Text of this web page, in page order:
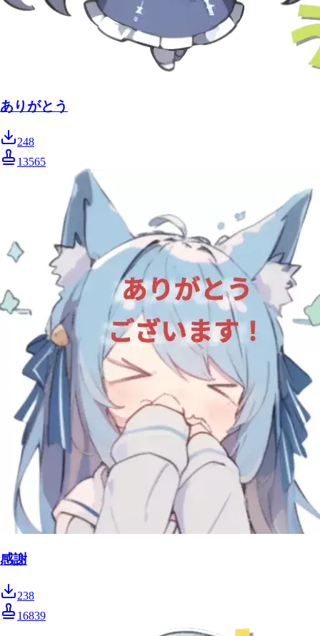
ありがとう
248
13565
感謝
238
16839